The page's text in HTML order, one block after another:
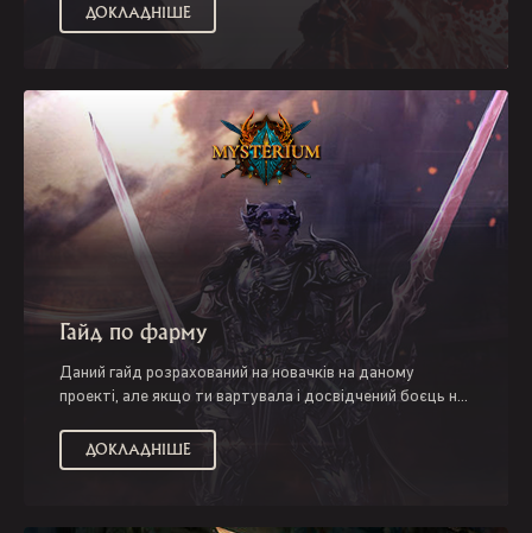
ДОКЛАДНІШЕ
Гайд по фарму
Даний гайд розрахований на новачків на даному
проекті, але якщо ти вартувала і досвідчений боєць на
доповнення та критику у коментарях. У міру внесення
змін цей гайд змінюватиметься та
ДОКЛАДНІШЕ